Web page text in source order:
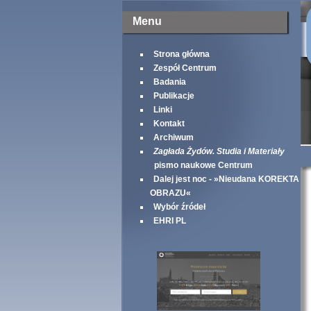
Menu
Strona główna
Zespół Centrum
Badania
Publikacje
Linki
Kontakt
Archiwum
Zagłada Żydów. Studia i Materiały
pismo naukowe Centrum
Dalej jest noc - »Nieudana KOREKTA
OBRAZU«
Wybór źródeł
EHRI PL